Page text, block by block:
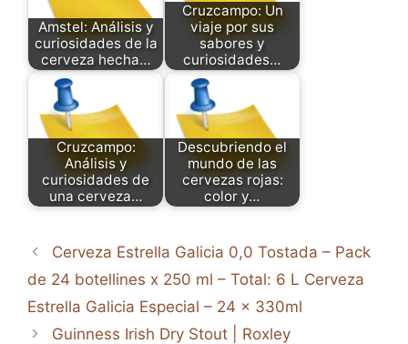
Amstel: Análisis y
curiosidades de la
cerveza hecha…
Cruzcampo: Un
viaje por sus
sabores y
curiosidades…
Cruzcampo:
Análisis y
curiosidades de
una cerveza…
Descubriendo el
mundo de las
cervezas rojas:
color y…
Cerveza Estrella Galicia 0,0 Tostada – Pack
de 24 botellines x 250 ml – Total: 6 L Cerveza
Estrella Galicia Especial – 24 x 330ml
Guinness Irish Dry Stout | Roxley